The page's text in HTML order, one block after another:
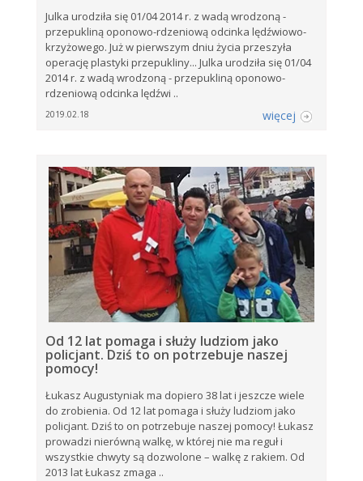
Julka urodziła się 01/04 2014 r. z wadą wrodzoną -
przepukliną oponowo-rdzeniową odcinka lędźwiowo-
krzyżowego. Już w pierwszym dniu życia przeszyła
operację plastyki przepukliny... Julka urodziła się 01/04
2014 r. z wadą wrodzoną - przepukliną oponowo-
rdzeniową odcinka lędźwi ..
2019.02.18 więcej
Od 12 lat pomaga i służy ludziom jako
policjant. Dziś to on potrzebuje naszej
pomocy!
Łukasz Augustyniak ma dopiero 38 lat i jeszcze wiele
do zrobienia. Od 12 lat pomaga i służy ludziom jako
policjant. Dziś to on potrzebuje naszej pomocy! Łukasz
prowadzi nierówną walkę, w której nie ma reguł i
wszystkie chwyty są dozwolone – walkę z rakiem. Od
2013 lat Łukasz zmaga ..